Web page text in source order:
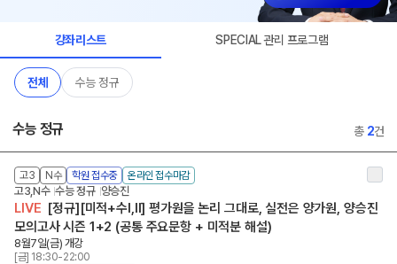
강좌리스트 SPECIAL 관리 프로그램
전체 수능 정규
수능 정규 총 2건
고3 N수 학원 접수중 온라인 접수마감
고3,N수 수능 정규 양승진
LIVE [정규][미적+수Ⅰ,Ⅱ] 평가원을 논리 그대로, 실전은 양가원, 양승진
모의고사 시즌 1+2 (공통 주요문항 + 미적분 해설)
8월7일(금) 개강
[금] 18:30-22:00